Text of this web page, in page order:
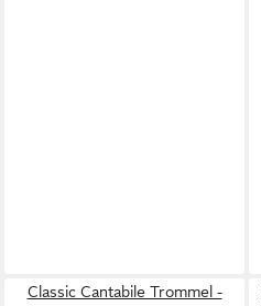
Classic Cantabile Trommel -